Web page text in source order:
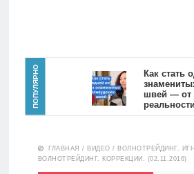
анализ
Видео
Сделано
Главная
Новости
Аналитика
ПОПУЛЯРНО
Как стать
знаменитых
швей — от
реальности
10559
ГЛАВНАЯ / ВИДЕО / ВОЛНОТРЕЙДИНГ.
ВОЛНОТРЕЙДИНГ. КОРРЕКЦИИ. (02.11.2016)